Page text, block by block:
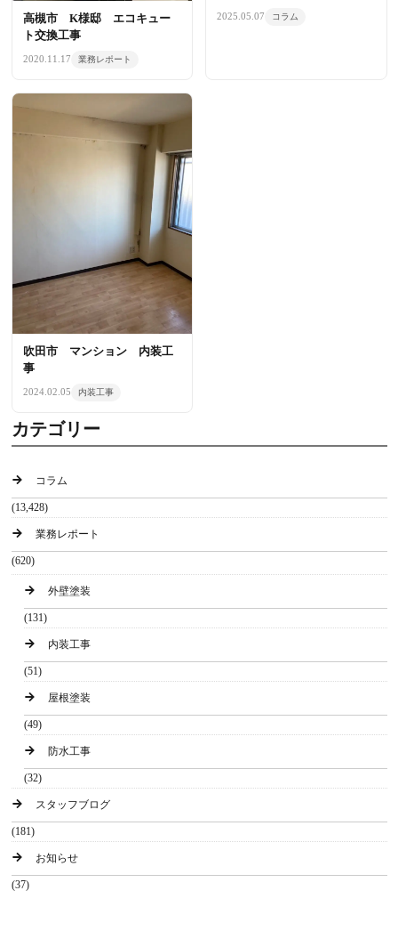
高槻市 K様邸 エコキュー
ト交換工事
2020.11.17 業務レポート
2025.05.07 コラム
吹田市 マンション 内装工
事
2024.02.05 内装工事
カテゴリー
コラム
(13,428)
業務レポート
(620)
外壁塗装
(131)
内装工事
(51)
屋根塗装
(49)
防水工事
(32)
スタッフブログ
(181)
お知らせ
(37)